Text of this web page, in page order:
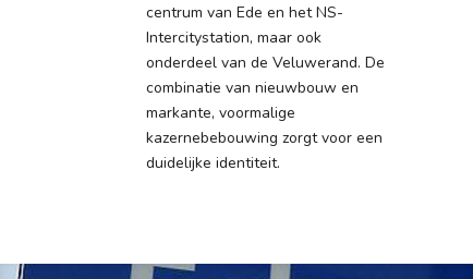
centrum van Ede en het NS-
Intercitystation, maar ook
onderdeel van de Veluwerand. De
combinatie van nieuwbouw en
markante, voormalige
kazernebebouwing zorgt voor een
duidelijke identiteit.